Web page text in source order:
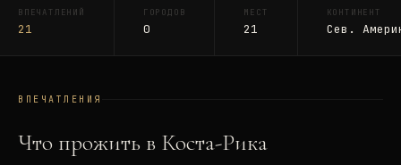
ВПЕЧАТЛЕНИЙ
21
ГОРОДОВ
0
МЕСТ
21
КОНТИНЕНТ
Сев.
ВПЕЧАТЛЕНИЯ
Что прожить в Коста-Рика
ПРИРОДА